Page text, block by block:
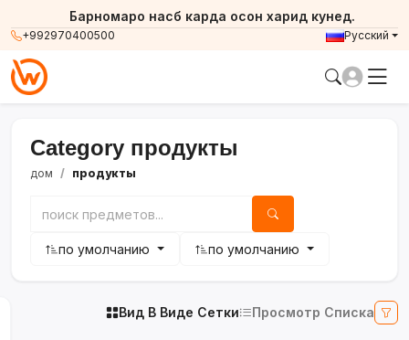
+992970400500
Барномаро насб карда осон харид кунед.
Русский
Category продукты
дом продукты
по умолчанию по умолчанию
Вид В Виде Сетки Просмотр Списка